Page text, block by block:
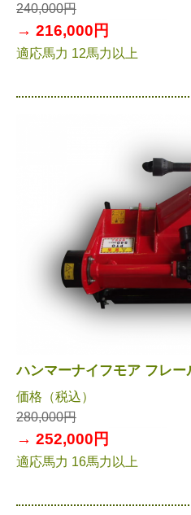
240,000円
→ 216,000円
適応馬力 12馬力以上
ハンマーナイフモア フレ
価格（税込）
280,000円
→ 252,000円
適応馬力 16馬力以上